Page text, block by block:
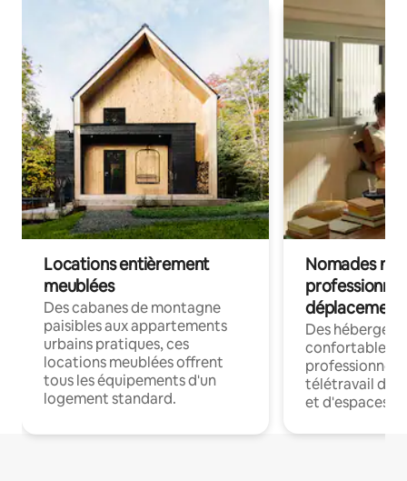
Locations entièrement
meublées
Des cabanes de montagne
paisibles aux appartements
urbains pratiques, ces
locations meublées offrent
tous les équipements d'un
logement standard.
Nomades
déplacement
Des
confortables
professionnels
télétravail
et d'espaces